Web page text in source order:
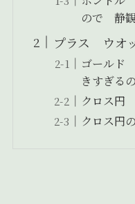
ので 静
プラス ウオ
ゴールド
きすぎる
クロス円
クロス円